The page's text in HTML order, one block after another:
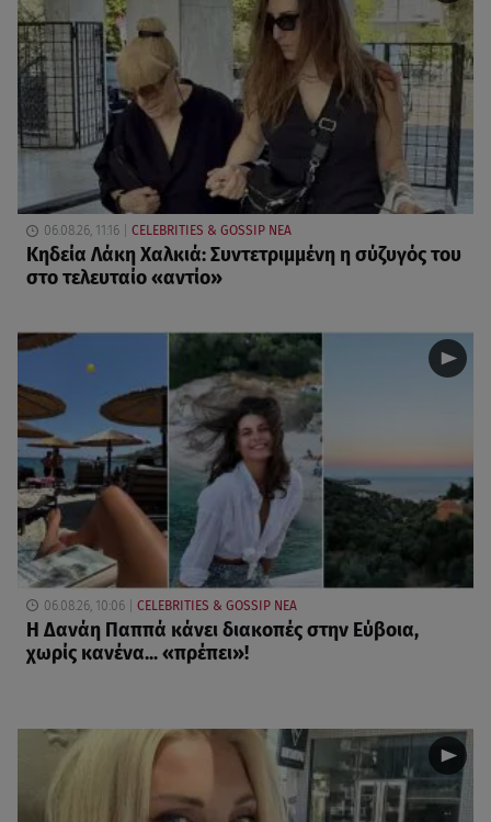
06.08.26, 11:16 CELEBRITIES & GOSSIP ΝΕΑ
Κηδεία Λάκη Χαλκιά: Συντετριμμένη η σύζυγός του
στο τελευταίο «αντίο»
06.08.26, 10:06 CELEBRITIES & GOSSIP ΝΕΑ
Η Δανάη Παππά κάνει διακοπές στην Εύβοια,
χωρίς κανένα... «πρέπει»!